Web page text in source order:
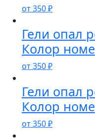
от350₽
Гели опал
Колор
от350₽
Гели опал
Колор
от350₽